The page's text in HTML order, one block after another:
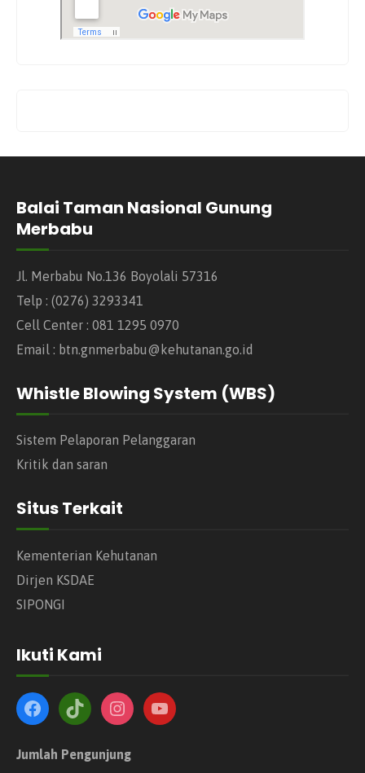
Balai Taman Nasional Gunung
Merbabu
Jl. Merbabu No.136 Boyolali 57316
Telp : (0276) 3293341
Cell Center : 081 1295 0970
Email : btn.gnmerbabu@kehutanan.go.id
Whistle Blowing System (WBS)
Sistem Pelaporan Pelanggaran
Kritik dan saran
Situs Terkait
Kementerian Kehutanan
Dirjen KSDAE
SIPONGI
Ikuti Kami
Jumlah Pengunjung